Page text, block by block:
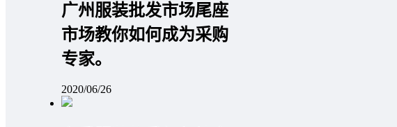
广州服装批发市场尾座
市场教你如何成为采购
专家。
2020/06/26